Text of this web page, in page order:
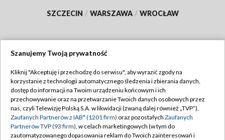
SZCZECIN / WARSZAWA / WROCŁAW
TVP
Abonament TVP
Emisja w TVP
Centrum informacji TVP
Regulamin TVP
Polityka prywatności
Moje zgody
Szanujemy Twoją prywatność
Kliknij "Akceptuję i przechodzę do serwisu", aby wyrazić zgody na
korzystanie z technologii automatycznego śledzenia i zbierania danych,
dostęp do informacji na Twoim urządzeniu końcowym i ich
przechowywanie oraz na przetwarzanie Twoich danych osobowych przez
nas, czyli Telewizję Polską S.A. w likwidacji (zwaną dalej również „TVP”),
Zaufanych Partnerów z IAB* (1201 firm) oraz pozostałych Zaufanych
Partnerów TVP (93 firm), w celach marketingowych (w tym do
zautomatyzowanego dopasowania reklam do Twoich zainteresowań i